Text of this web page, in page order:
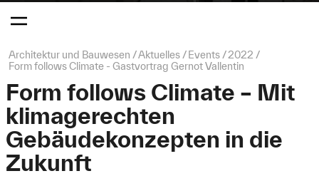
bestätigen
des
Menüs
Seitenpfad:
Architektur und Bauwesen Aktuelles Events
2022
Form follows Climate - Gastvortrag Gernot Vallentin
Form follows Climate – Mit
klimagerechten
Gebäudekonzepten in die
Zukunft